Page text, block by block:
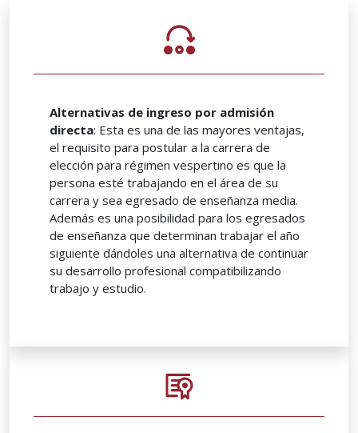
Alternativas de ingreso por admisión
directa: Esta es una de las mayores ventajas,
el requisito para postular a la carrera de
elección para régimen vespertino es que la
persona esté trabajando en el área de su
carrera y sea egresado de enseñanza media.
Además es una posibilidad para los egresados
de enseñanza que determinan trabajar el año
siguiente dándoles una alternativa de continuar
su desarrollo profesional compatibilizando
trabajo y estudio.